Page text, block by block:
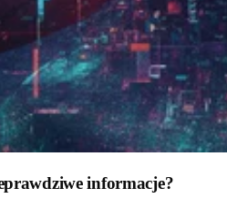
informacje?